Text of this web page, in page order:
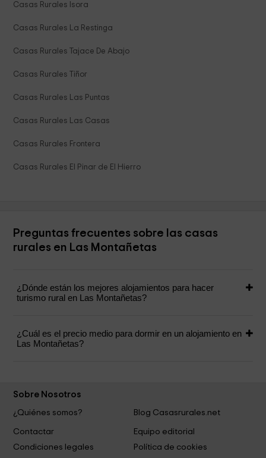
Casas Rurales Isora
Casas Rurales La Restinga
Casas Rurales Tajace De Abajo
Casas Rurales Tiñor
Casas Rurales Las Puntas
Casas Rurales Las Casas
Casas Rurales Frontera
Casas Rurales El Pinar de El Hierro
Preguntas frecuentes sobre las casas
rurales en Las Montañetas
¿Dónde están los mejores alojamientos para hacer
turismo rural en Las Montañetas?
¿Cuál es el precio medio para dormir en un alojamiento en
Las Montañetas?
Sobre Nosotros
¿Quiénes somos?
Blog Casasrurales.net
Contactar
Equipo editorial
Condiciones legales
Política de cookies